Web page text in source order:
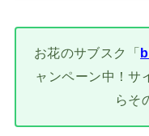
お花のサブスク「
ャンペーン中！サ
らそ